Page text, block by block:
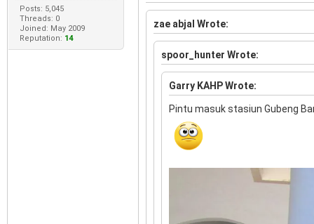
Posts: 5,045
Threads: 0
Joined: May 2009
Reputation: 14
zae abjal Wrote:
spoor_hunter Wrote:
Garry KAHP Wrote:
Pintu masuk stasiun Gubeng